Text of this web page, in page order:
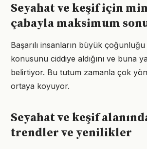
Seyahat ve keşif için
çabayla maksimum
Başarılı insanların büyük
konusunu ciddiye aldığını ve buna
belirtiyor. Bu tutum zamanla çok
ortaya koyuyor.
Seyahat ve keşif
trendler ve yenilikler